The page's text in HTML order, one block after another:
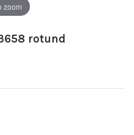
zoom
rotund